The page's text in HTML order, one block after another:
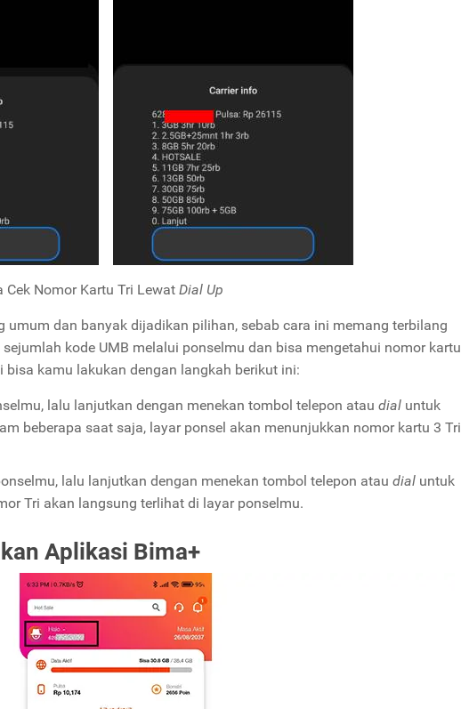
Cek Nomor Kartu Tri Lewat Dial Up
umum dan banyak dijadikan pilihan, sebab cara ini memang terbilang
kode UMB melalui ponselmu dan bisa mengetahui nomor kartu
kamu lakukan dengan langkah berikut ini:
lalu lanjutkan dengan menekan tombol telepon atau dial untuk
beberapa saat saja, layar ponsel akan menunjukkan nomor kartu 3 Tri
lalu lanjutkan dengan menekan tombol telepon atau dial untuk
Tri akan langsung terlihat di layar ponselmu.
Aplikasi Bima+